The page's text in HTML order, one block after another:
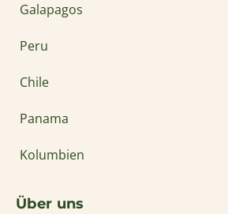
Galapagos
Peru
Chile
Panama
Kolumbien
Über uns